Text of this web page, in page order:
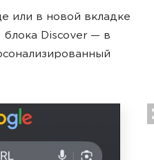
или в новой вкладке
блока Discover — в